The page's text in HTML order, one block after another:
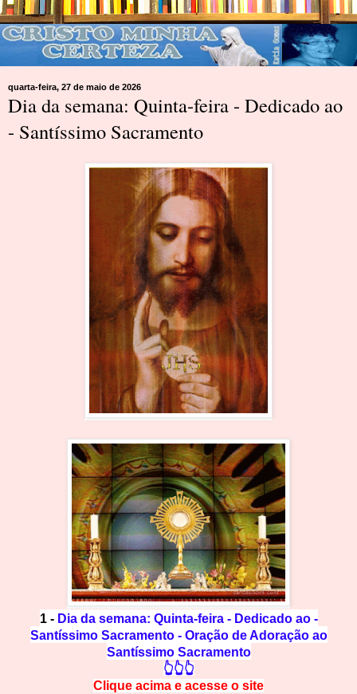
quarta-feira, 27 de maio de 2026
Dia da semana: Quinta-feira - Dedicado ao
- Santíssimo Sacramento
1 - Dia da semana: Quinta-feira - Dedicado ao -
Santíssimo Sacramento - Oração de Adoração ao
Santíssimo Sacramento
👆👆👆
Clique acima e acesse o site